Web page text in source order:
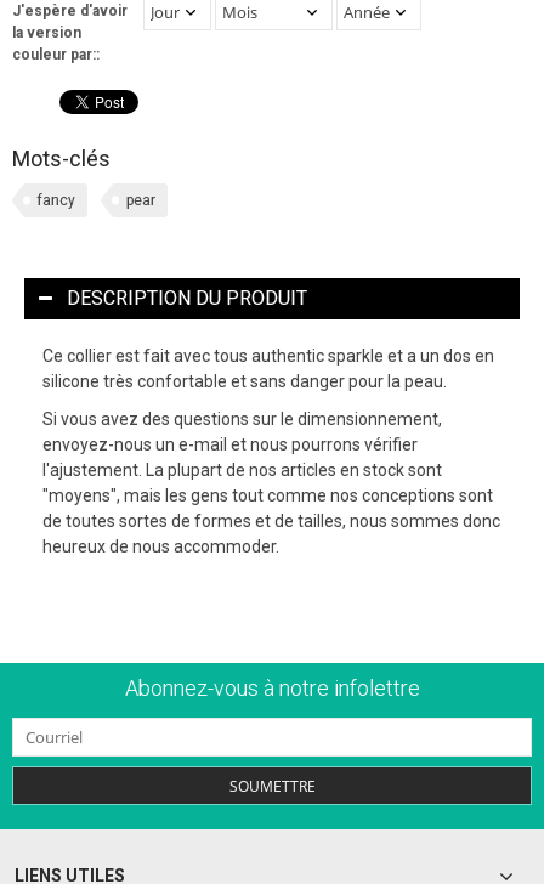
J'espère d'avoir
la version
couleur par::
Mots-clés
fancy pear
DESCRIPTION DU PRODUIT
Ce collier est fait avec tous authentic sparkle et a un dos en
silicone très confortable et sans danger pour la peau.
Si vous avez des questions sur le dimensionnement,
envoyez-nous un e-mail et nous pourrons vérifier
l'ajustement. La plupart de nos articles en stock sont
"moyens", mais les gens tout comme nos conceptions sont
de toutes sortes de formes et de tailles, nous sommes donc
heureux de nous accommoder.
Abonnez-vous à notre infolettre
SOUMETTRE
LIENS UTILES